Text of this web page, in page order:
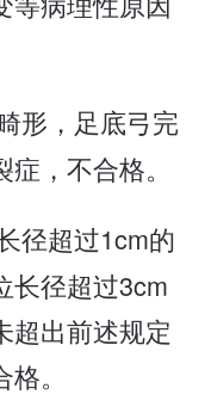
形，足底弓完
，不合格。
径超过1cm的
长径超过3cm
超出前述规定
。